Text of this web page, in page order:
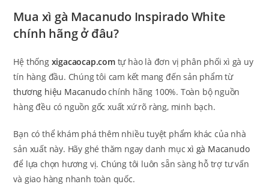
Mua xì gà Macanudo Inspirado White
chính hãng ở đâu?
Hệ thống xigacaocap.comtự hào là đơn vị phân phối xì gà uy
tín hàng đầu. Chúng tôi cam kết mang đến sản phẩm từ
thương hiệu Macanudochính hãng 100%. Toàn bộ nguồn
hàng đều có nguồn gốc xuất xứ rõ ràng, minh bạch.
Bạn có thể khám phá thêm nhiều tuyệt phẩm khác của nhà
sản xuất này. Hãy ghé thăm ngay danh mụcxì gà Macanudo
để lựa chọn hương vị. Chúng tôi luôn sẵn sàng hỗ trợ tư vấn
và giao hàng nhanh toàn quốc.